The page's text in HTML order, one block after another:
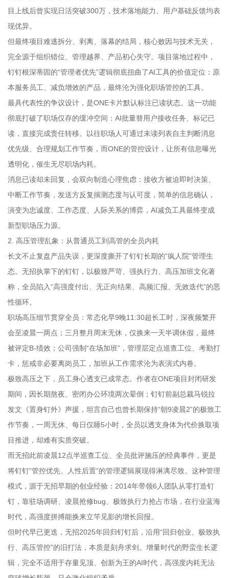
目上线后曾实现日活突破300万，技术落地能力、用户基础反馈均表
现优异。
但最终项目难逃拆分、剥离、落幕的结局，核心败因与技术无关，
完全源于组织错位、管理越界、产品初心失守。项目落地过程中，
钉钉根深蒂固的“管理者优先”逻辑彻底扭曲了AI工具的价值定位：原
本服务员工、减负增效的产品，最终沦为强化职场管控的工具。
最具代表性的争议设计，是ONE卡片默认标注已读状态。这一功能
彻底打破了职场仅存的缓冲空间：AI批量替用户接收任务、标记已
读，直接完成责任转移。以往职场人可通过未读列表自主判断消息
优先级、合理规划工作节奏，而ONE的管控设计，让所有信息曝光
透明化，催生无尽职场内耗。
消息已读却未回复，会双向制造心理焦虑：接收方被迫即时决策、
中断工作节奏，发送方反复揣测态度与认可度，简单的信息确认，
演变为忠诚度、工作态度、人际关系的博弈，AI减负工具最终变成
新型职场压力源。
2. 高压管理乱象：从普通员工到高管的全员内耗
长文不止复盘产品失误，更深度撕开了钉钉长期的“疯人院”管理生
态。无招执掌下的钉钉，以极致严苛、强执行力、高压加班文化著
称，全员陷入“高强度付出、无正向结果、高频汇报、无效迭代”的恶
性循环。
职场高压细节贯穿全员：常态化早9晚11:30超长工时，深夜频繁开
会至凌晨一两点；三月整月周末无休，仅换来一天半调休假，最终
被评定B-绩效；公司强制“在场加班”，管理层定点巡查工位、考勤打
卡，惩戒非必要离岗员工，加班从工作需求沦为表演式内卷。
极致高压之下，员工身心透支已成常态。作者在ONE项目封闭研发
期间，因长期熬夜、密闭办公环境两次晕倒；钉钉前副总裁马锐拉
发文《置身钉外》声援，坦言自己也曾长期保持“朝9凌晨2”的极致工
作节奏，一周无休、每日仅睡5小时，全员以透支身体为代价换取项
目推进，却难有实质突破。
而无招此前凌晨12点半巡查工位、全员批评施压的经典事件，更是
将钉钉“管控优先、人性后置”的管理逻辑展现得淋漓尽致。这种管理
模式，源于无招早期的创业经验：2014年带领6人团队从零打造钉
钉，靠驻场调研、凌晨抢修bug、极致执行力抢占市场，在行业蓝海
时代，高强度拼搏能换来立竿见影的增长回报。
但时代早已更迭，无招2025年回归钉钉后，沿用“回归创业、极致执
行、高压管控”的旧打法，本质是刻舟求剑。增量时代的野蛮生长逻
辑，完全不适用于存量见顶、创新为王的AI时代，高强度内耗无法